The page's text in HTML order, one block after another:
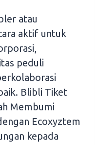
atau
aktif untuk
peduli
Blibli Tiket
Membumi
Ecoxyztem
kepada